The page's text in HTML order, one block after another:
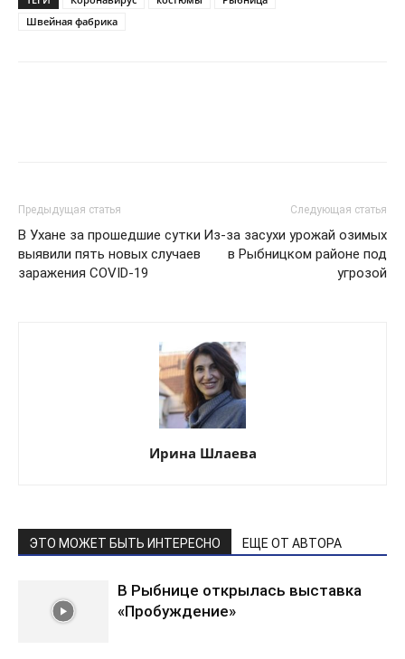
Швейная фабрика
Предыдущая статья
В Ухане за прошедшие сутки
выявили пять новых случаев
заражения COVID-19
Следующая статья
Из-за засухи урожай озимых
в Рыбницком районе под
угрозой
Ирина Шлаева
ЭТО МОЖЕТ БЫТЬ ИНТЕРЕСНО ЕЩЕ ОТ АВТОРА
В Рыбнице открылась выставка
«Пробуждение»